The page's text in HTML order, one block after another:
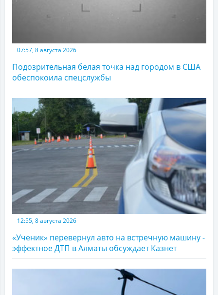
07:57, 8 августа 2026
Подозрительная белая точка над городом в США
обеспокоила спецслужбы
12:55, 8 августа 2026
«Ученик» перевернул авто на встречную машину -
эффектное ДТП в Алматы обсуждает Казнет